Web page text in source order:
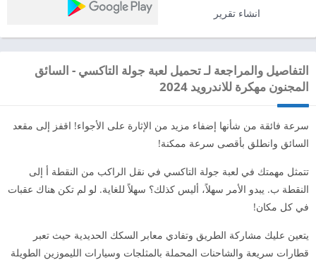
انشاء تقرير
التفاصيل والمراجعة لـ تحميل لعبة جولة التاكسي - السائق
المجنون مهكرة للاندرويد 2024
سرعة فائقة من شأنها إضفاء مزيد من الإثارة على الأجواء! اقفز إلى مقعد
السائق وانطلق بأقصى سرعة ممكنة!
تتمثل مهمتك في لعبة جولة التاكسي في نقل الراكب من النقطة أ إلى
النقطة ب. يبدو الأمر سهلاً، أليس كذلك؟ سهلاً للغاية. لو لم تكن هناك عقبات
في كل مكان!
يتعين عليك مشاركة الطريق وتفادي معابر السكك الحديدية حيث تعبر
قطارات سريعة والشاحنات المحملة بالمثلجات وسيارات الليموزين الطويلة